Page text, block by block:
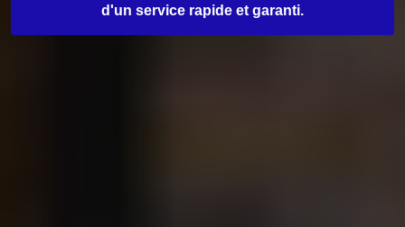
d'un service rapide et garanti.